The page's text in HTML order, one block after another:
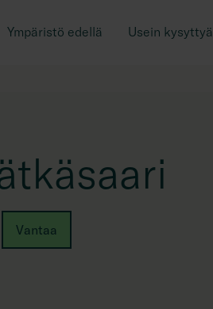
Ympäristö edellä Usein kysyttyä
Vantaa